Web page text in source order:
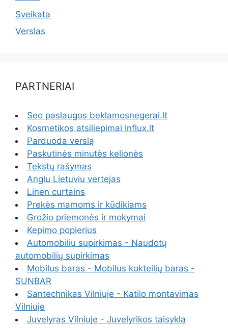
Sveikata
Verslas
PARTNERIAI
Seo paslaugos beklamosnegerai.lt
Kosmetikos atsiliepimai Influx.lt
Parduoda verslą
Paskutinės minutės kelionės
Tekstų rašymas
Anglu Lietuviu vertejas
Linen curtains
Prekės mamoms ir kūdikiams
Grožio priemonės ir mokymai
Kepimo popierius
Automobiliu supirkimas - Naudotų
automobilių supirkimas
Mobilus baras - Mobilus kokteilių baras -
SUNBAR
Santechnikas Vilniuje - Katilo montavimas
Vilniuje
Juvelyras Vilniuje - Juvelyrikos taisykla